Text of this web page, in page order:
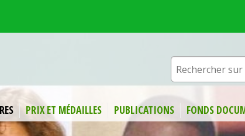
PRIX ET MÉDAILLES PUBLICATIONS FONDS